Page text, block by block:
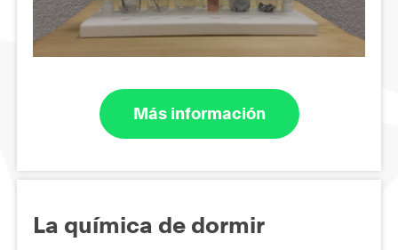
Más información
La química de dormir